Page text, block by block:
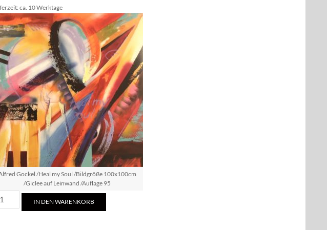
ca. 10 Werktage
Gockel /Heal my Soul /Bildgröße 100x100cm
/Giclee auf Leinwand /Auflage 95
IN DEN WARENKORB